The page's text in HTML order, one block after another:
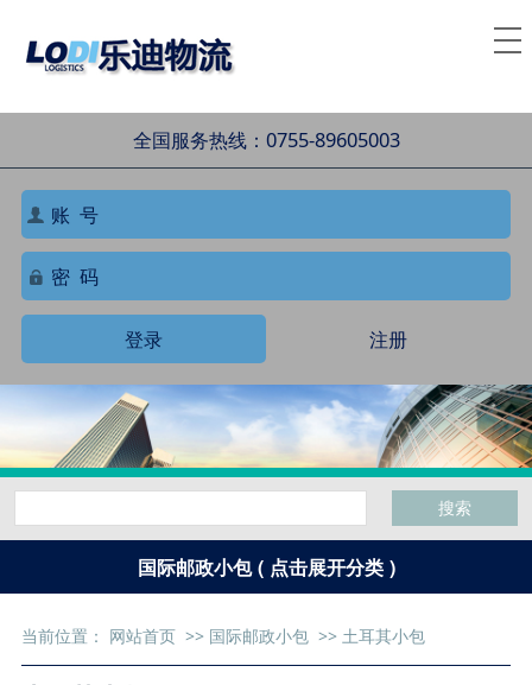
全国服务热线：0755-89605003
登录 注册
搜索
国际邮政小包 ( 点击展开分类 )
当前位置： 网站首页>> 国际邮政小包>> 土耳其小包